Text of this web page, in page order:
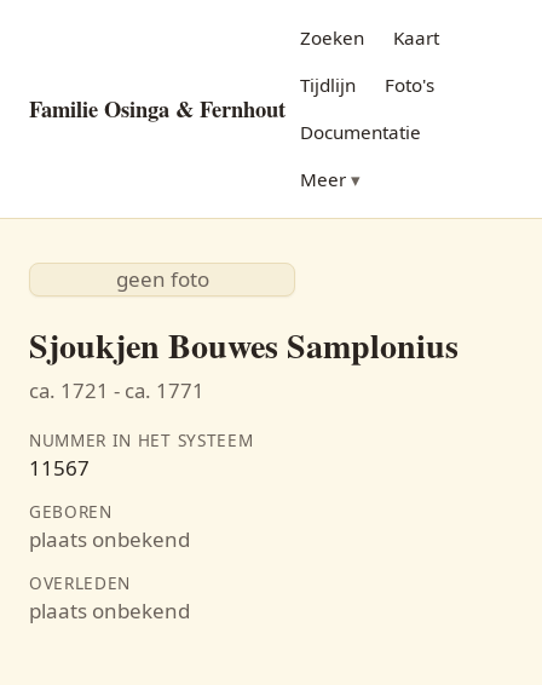
Familie Osinga & Fernhout
Zoeken
Kaart
Tijdlijn
Foto's
Documentatie
Meer
geen foto
Sjoukjen Bouwes Samplonius
ca. 1721 - ca. 1771
NUMMER IN HET SYSTEEM
11567
GEBOREN
plaats onbekend
OVERLEDEN
plaats onbekend